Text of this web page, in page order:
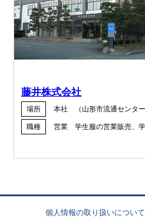
藤井株式会社
場所
本社 （山形市流通センター
職種
営業 学生服の営業販売、
個人情報の取り扱いについて